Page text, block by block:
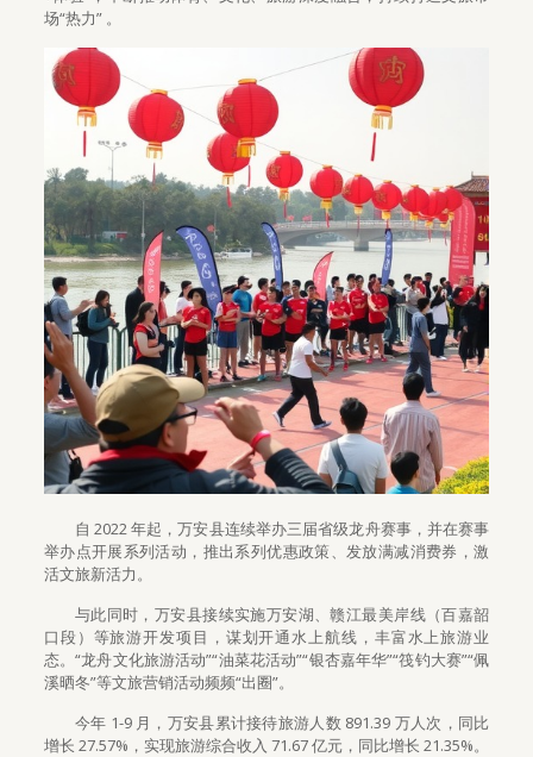
场“热力” 。
自 2022 年起，万安县连续举办三届省级龙舟赛事，并在赛事
举办点开展系列活动，推出系列优惠政策、发放满减消费券，激
活文旅新活力。
与此同时，万安县接续实施万安湖、赣江最美岸线（百嘉韶
口段）等旅游开发项目，谋划开通水上航线，丰富水上旅游业
态。“龙舟文化旅游活动”“油菜花活动”“银杏嘉年华”“筏钓大赛”“佩
溪晒冬”等文旅营销活动频频“出圈”。
今年 1-9 月，万安县累计接待旅游人数 891.39 万人次，同比
增长 27.57%，实现旅游综合收入 71.67 亿元，同比增长 21.35%。